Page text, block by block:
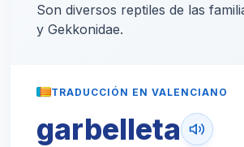
Son diversos reptiles de las
y Gekkonidae.
TRADUCCIÓN EN VALENCIANO
garbelleta